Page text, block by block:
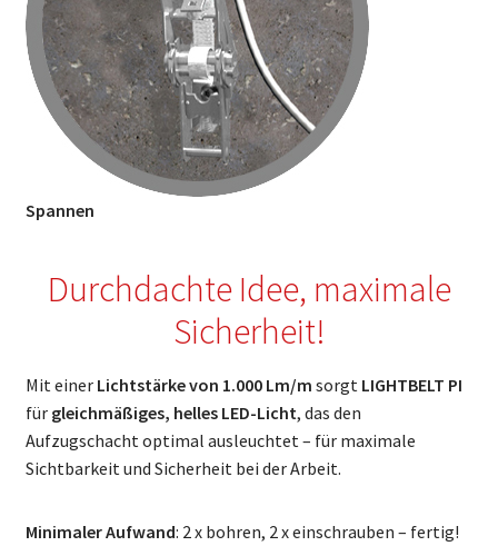
Spannen
Durchdachte Idee, maximale
Sicherheit!
Mit einer Lichtstärke von 1.000 Lm/m sorgt LIGHTBELT PI
für gleichmäßiges, helles LED-Licht, das den
Aufzugschacht optimal ausleuchtet – für maximale
Sichtbarkeit und Sicherheit bei der Arbeit.
Minimaler Aufwand: 2 x bohren, 2 x einschrauben – fertig!